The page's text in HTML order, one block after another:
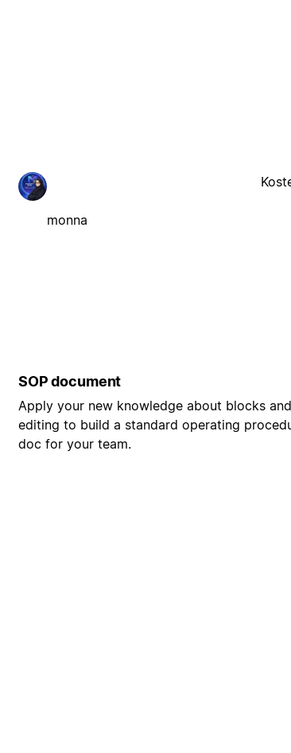
monna
SOP document
Apply your new knowledge about blocks and
editing to build a standard operating
doc for your team.